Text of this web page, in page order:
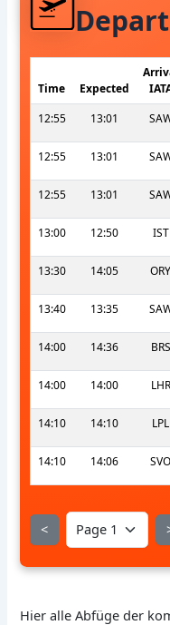
Time Expected
12:55
13:01
12:55 13:01
12:55 13:01
13:00 12:50 IST
13:30 14:05 ORY
13:40 13:35
14:00 14:36 BRS
14:00 14:00 LHR
14:10 14:10 LPL
14:10 14:06 SVO
<
Hier alle Abfüge der